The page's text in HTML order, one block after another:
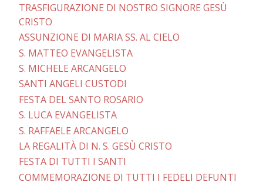
TRASFIGURAZIONE DI NOSTRO SIGNORE GESÙ
CRISTO
ASSUNZIONE DI MARIA SS. AL CIELO
S. MATTEO EVANGELISTA
S. MICHELE ARCANGELO
SANTI ANGELI CUSTODI
FESTA DEL SANTO ROSARIO
S. LUCA EVANGELISTA
S. RAFFAELE ARCANGELO
LA REGALITÀ DI N. S. GESÙ CRISTO
FESTA DI TUTTI I SANTI
COMMEMORAZIONE DI TUTTI I FEDELI DEFUNTI